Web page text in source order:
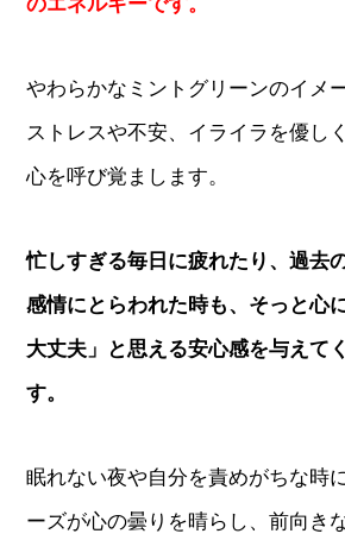
やわらかなミントグリーンのイメ
ストレスや不安、イライラを優し
心を呼び覚まします。
忙しすぎる毎日に疲れたり、過去
感情にとらわれた時も、そっと心
大丈夫」と思える安心感を与えて
す。
眠れない夜や自分を責めがちな時
ーズが心の曇りを晴らし、前向き